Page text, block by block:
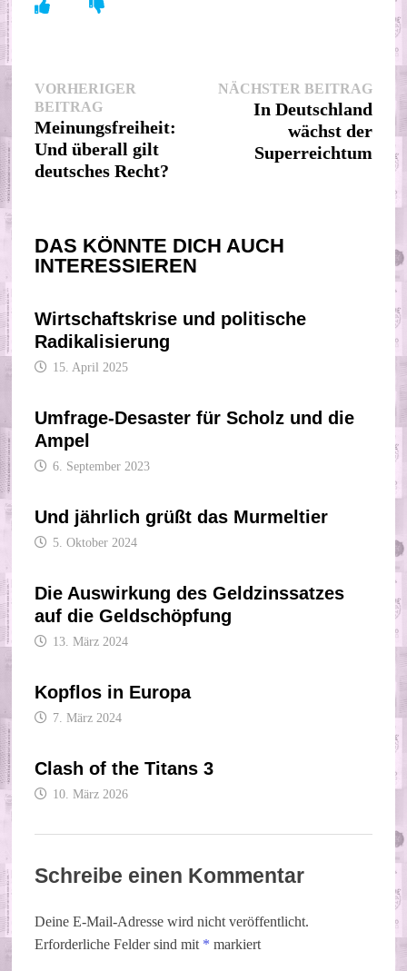
Beitragsnavigation
VORHERIGER
BEITRAGVorheriger
Beitrag:
Meinungsfreiheit:
Und überall gilt
deutsches Recht?
NÄCHSTER BEITRAG
In Deutschland
wächst der
Superreichtum
DAS KÖNNTE DICH AUCH
INTERESSIEREN
Wirtschaftskrise und politische
Radikalisierung
15. April 2025
Umfrage-Desaster für Scholz und die
Ampel
6. September 2023
Und jährlich grüßt das Murmeltier
5. Oktober 2024
Die Auswirkung des Geldzinssatzes
auf die Geldschöpfung
13. März 2024
Kopflos in Europa
7. März 2024
Clash of the Titans 3
10. März 2026
Schreibe einen Kommentar
Deine E-Mail-Adresse wird nicht veröffentlicht.
Erforderliche Felder sind mit * markiert